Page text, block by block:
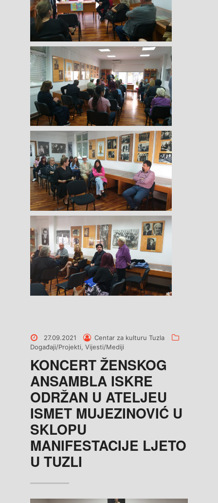
Posted
on
27.09.2021
Posted
by
Centar za kulturu Tuzla
Događaji/Projekti,Vijesti/Mediji
KONCERT ŽENSKOG
ANSAMBLA ISKRE
ODRŽAN U ATELJEU
ISMET MUJEZINOVIĆ U
SKLOPU
MANIFESTACIJE LJETO
U TUZLI